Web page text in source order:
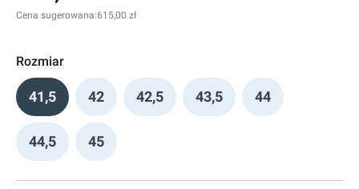
Cena sugerowana:615,00 zł
Rozmiar
41,5 42 42,5 43,5 44
44,5 45